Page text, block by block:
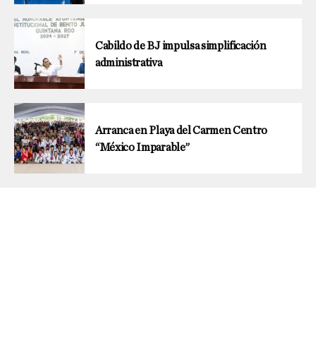
Cabildo de BJ impulsa simplificación
administrativa
Arranca en Playa del Carmen Centro
“México Imparable”